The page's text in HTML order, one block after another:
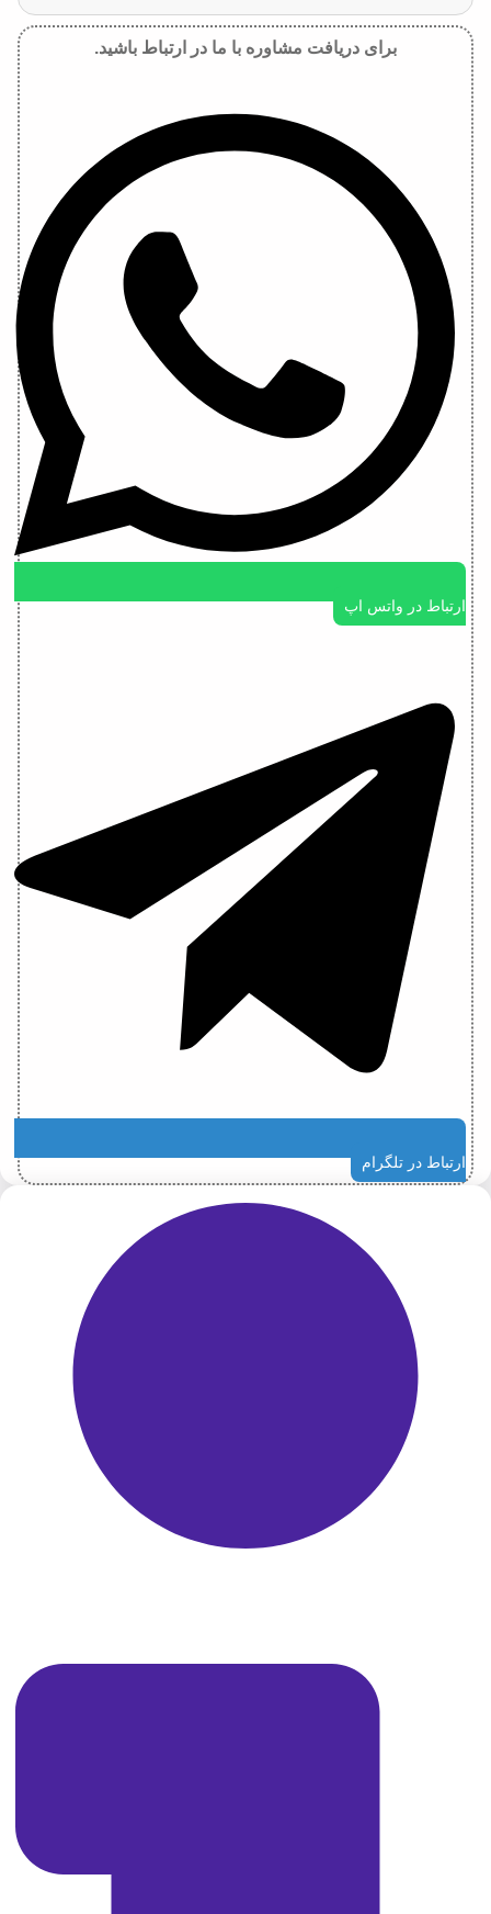
برای دریافت مشاوره با ما در ارتباط باشید.
ارتباط در واتس اپ
ارتباط در تلگرام